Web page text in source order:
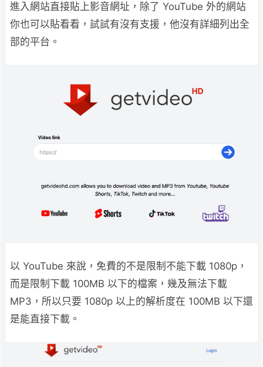
進入網站直接貼上影音網址，除了 YouTube 外的網站
你也可以貼看看，試試有沒有支援，他沒有詳細列出全
部的平台。
以 YouTube 來說，免費的不是限制不能下載 1080p，
而是限制下載 100MB 以下的檔案，幾及無法下載
MP3，所以只要 1080p 以上的解析度在 100MB 以下還
是能直接下載。